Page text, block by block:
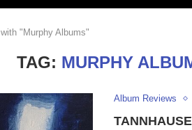
"Murphy Albums"
TAG: MURPHY
Album Reviews